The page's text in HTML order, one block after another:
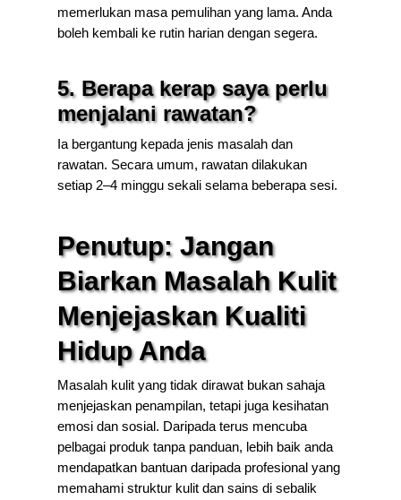
memerlukan masa pemulihan yang lama. Anda
boleh kembali ke rutin harian dengan segera.
5. Berapa kerap saya perlu
menjalani rawatan?
Ia bergantung kepada jenis masalah dan
rawatan. Secara umum, rawatan dilakukan
setiap 2–4 minggu sekali selama beberapa sesi.
Penutup: Jangan
Biarkan Masalah Kulit
Menjejaskan Kualiti
Hidup Anda
Masalah kulit yang tidak dirawat bukan sahaja
menjejaskan penampilan, tetapi juga kesihatan
emosi dan sosial. Daripada terus mencuba
pelbagai produk tanpa panduan, lebih baik anda
mendapatkan bantuan daripada profesional yang
memahami struktur kulit dan sains di sebalik